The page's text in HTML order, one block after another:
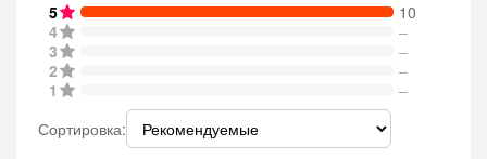
5
10
4
–
3
–
2
–
1
–
Сортировка: